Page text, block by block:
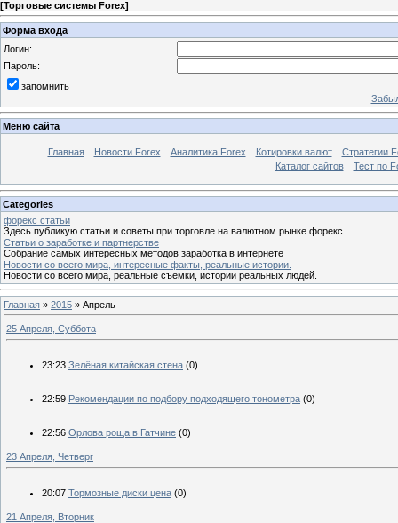
[Торговые системы Forex]
Форма входа
Логин:
Пароль:
запомнить
Меню сайта
Главная Новости Forex Аналитика Forex Котировки валют
Стратегии
Каталог сайтов
Тест по
Categories
форекс статьи
Здесь публикую статьи и советы при торговле на валютном рынке форекс
Статьи о заработке и партнерстве
Собрание самых интересных методов заработка в интернете
Новости со всего мира, интересные факты, реальные истории.
Новости со всего мира, реальные съемки, истории реальных людей.
Главная » 2015 » Апрель
25 Апреля, Суббота
23:23 Зелёная китайская стена (0)
22:59 Рекомендации по подбору подходящего тонометра (0)
22:56 Орлова роща в Гатчине (0)
23 Апреля, Четверг
20:07 Тормозные диски цена (0)
21 Апреля, Вторник